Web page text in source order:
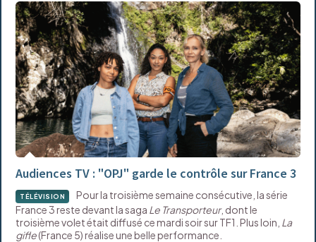
Audiences TV : "OPJ" garde le contrôle sur France 3
TÉLÉVISION
Pour la troisième semaine consécutive, la série
France 3 reste devant la saga Le Transporteur, dont le
troisième volet était diffusé ce mardi soir sur TF1. Plus loin, La
gifle(France 5) réalise une belle performance.